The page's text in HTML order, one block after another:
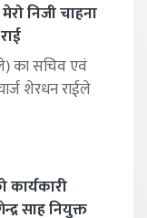
निजी चाहना
का सचिव एवं
शेरधन राईले
साह नियुक्त